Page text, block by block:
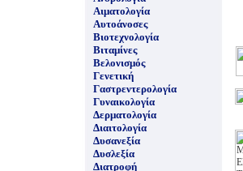
Αιματολογία
Αυτοάνοσες
Βιοτεχνολογία
Βιταμίνες
Βελονισμός
Γενετική
Γαστρεντερολογία
Γυναικολογία
Δερματολογία
Διαιτολογία
Δυσανεξία
Δυσλεξία
Διατροφή